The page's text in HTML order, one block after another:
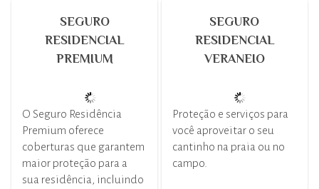
SEGURO
RESIDENCIAL
PREMIUM
O Seguro Residência
Premium oferece
coberturas que garantem
maior proteção para a
sua residência, incluindo
SEGURO
RESIDENCIAL
VERANEIO
Proteção e serviços para
você aproveitar o seu
cantinho na praia ou no
campo.